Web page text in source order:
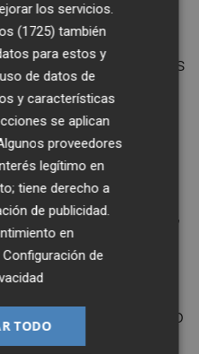
y mejorar tantas
y una de las mejores
que más
seguras para
fundador de
Philanthropies y
OMS para
No Transmisibles,
quien también ha
el informe.
hemos logrado
con la
los servicios.
(1725) también
para estos y
de datos de
y características
se aplican
proveedores
legítimo en
tiene derecho a
de publicidad.
en
Configuración de
TODO